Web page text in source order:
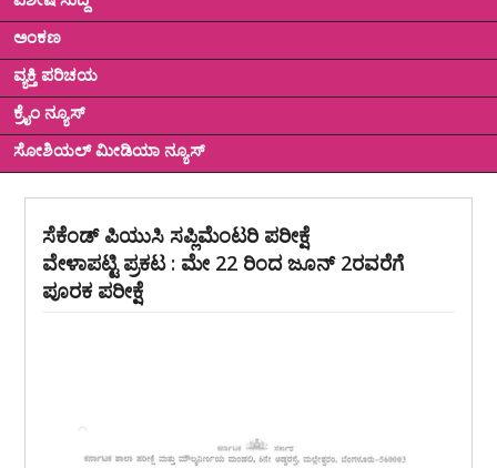
ಅಂಕಣ
ವ್ಯಕ್ತಿ ಪರಿಚಯ
ಕ್ರೈಂ ನ್ಯೂಸ್
ಸೋಶಿಯಲ್ ಮೀಡಿಯಾ ನ್ಯೂಸ್
ಸೆಕೆಂಡ್ ಪಿಯುಸಿ ಸಪ್ಲಿಮೆಂಟರಿ ಪರೀಕ್ಷೆ
ವೇಳಾಪಟ್ಟಿ ಪ್ರಕಟ : ಮೇ 22 ರಿಂದ ಜೂನ್ 2ರವರೆಗೆ
ಪೂರಕ ಪರೀಕ್ಷೆ